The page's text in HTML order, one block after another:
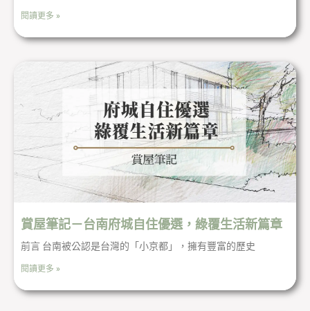
閱讀更多 »
賞屋筆記－台南府城自住優選，綠覆生活新篇章
前言 台南被公認是台灣的「小京都」，擁有豐富的歷史
閱讀更多 »